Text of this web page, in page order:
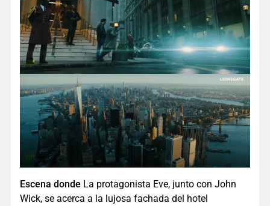
Escena donde La protagonista Eve, junto con John
Wick, se acerca a la lujosa fachada del hotel